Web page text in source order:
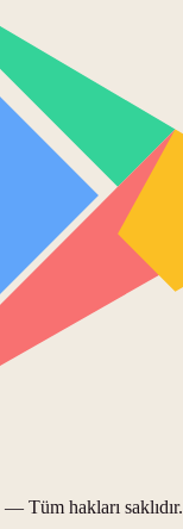
— Tüm hakları saklıdır.